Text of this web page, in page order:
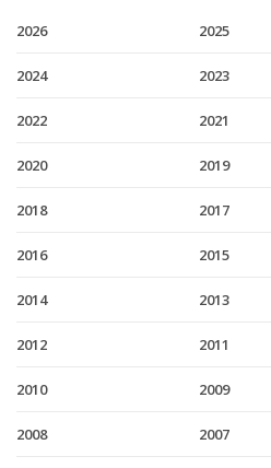
2026 2025
2024 2023
2022 2021
2020 2019
2018 2017
2016 2015
2014 2013
2012 2011
2010 2009
2008 2007